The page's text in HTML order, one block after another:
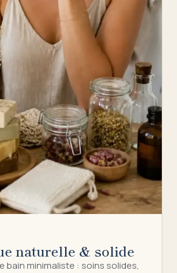
naturelle & solide
bain minimaliste : soins solides,